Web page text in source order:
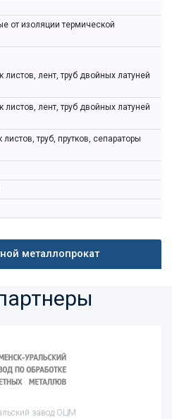
от изоляции термической
лент, труб двойных латуней
лент, труб двойных латуней
труб, прутков, сепараторы
металлопрокат
завод ОЦМ